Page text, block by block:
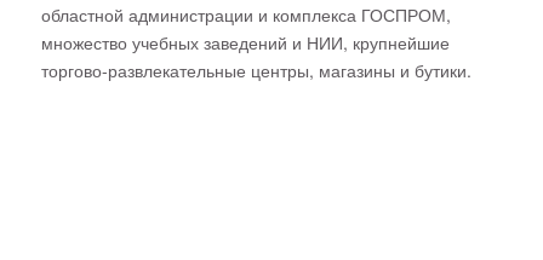
областной администрации и комплекса ГОСПРОМ,
множество учебных заведений и НИИ, крупнейшие
торгово-развлекательные центры, магазины и бутики.